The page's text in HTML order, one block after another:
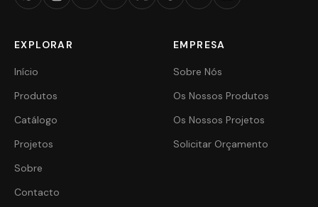
EXPLORAR
Início
Produtos
Catálogo
Projetos
Sobre
Contacto
EMPRESA
Sobre Nós
Os Nossos Produtos
Os Nossos Projetos
Solicitar Orçamento